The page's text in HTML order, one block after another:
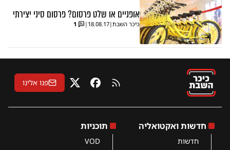
אופניים או שלט פרסום? פרסום סיני יצירתי
כיכר השבת|
18.08.17
|
1
RSS פייסבוקX פנו אלינו
חדשות ואקטואליה
חדשות
תוכניות
VOD